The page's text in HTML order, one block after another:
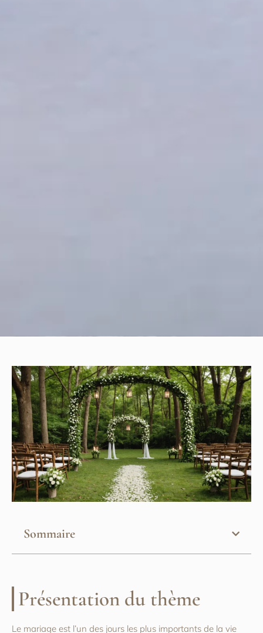
Sommaire
Présentation du thème
Le mariage est l’un des jours les plus importants de la vie